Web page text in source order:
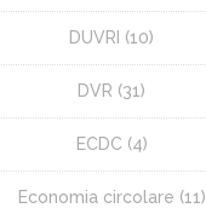
DUVRI (10)
DVR (31)
ECDC (4)
Economia circolare (11)